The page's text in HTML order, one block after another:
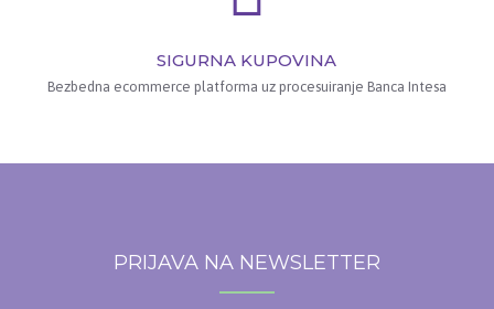
SIGURNA KUPOVINA
Bezbedna ecommerce platforma uz procesuiranje Banca Intesa
PRIJAVA NA NEWSLETTER